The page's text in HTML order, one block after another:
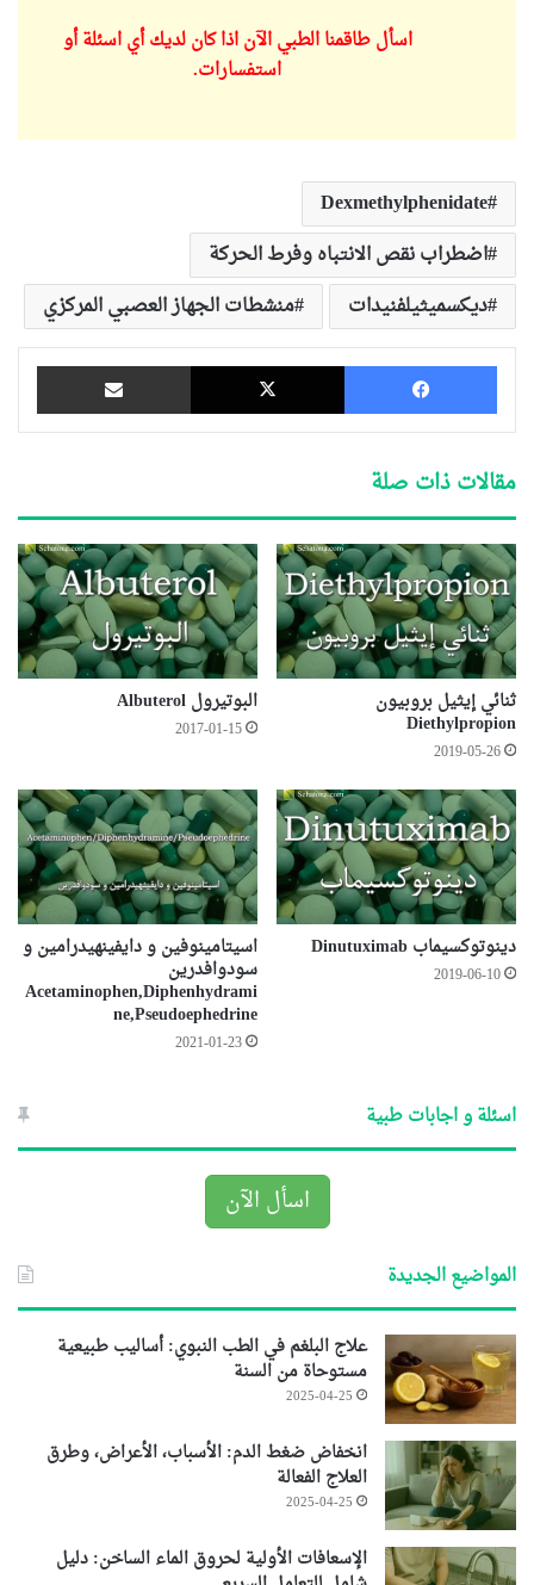
اسأل طاقمنا الطبي الآن اذا كان لديك أي اسئلة أو
استفسارات.
Dexmethylphenidate
اضطراب نقص الانتباه وفرط الحركة
ديكسميثيلفنيدات
منشطات الجهاز العصبي المركزي
فيسبوك ‫X
مقالات ذات صلة
ثنائي إيثيل بروبيون
Diethylpropion
2019-05-26
البوتيرول Albuterol
2017-01-15
دينوتوكسيماب Dinutuximab
2019-06-10
اسيتامينوفين و دايفينهيدرامين و
سودوافدرين
Acetaminophen,Diphenhydrami
ne,Pseudoephedrine
2021-01-23
اسئلة و اجابات طبية
اسأل الآن
المواضيع الجديدة
علاج البلغم في الطب النبوي: أساليب طبيعية
مستوحاة من السنة
2025-04-25
انخفاض ضغط الدم: الأسباب، الأعراض، وطرق
العلاج الفعالة
2025-04-25
الإسعافات الأولية لحروق الماء الساخن: دليل